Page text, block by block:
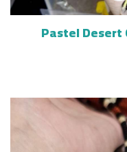
Pastel Desert